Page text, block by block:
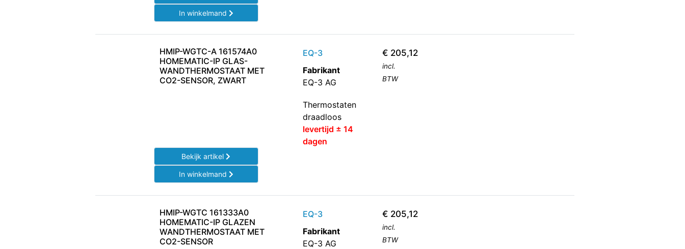
In winkelmand
HMIP-WGTC-A 161574A0
HOMEMATIC-IP GLAS-
WANDTHERMOSTAAT MET
CO2-SENSOR, ZWART
EQ-3
Fabrikant
EQ-3 AG
Thermostaten
draadloos
levertijd ± 14
dagen
€ 205,12
incl.
BTW
Bekijk artikel
In winkelmand
HMIP-WGTC 161333A0
HOMEMATIC-IP GLAZEN
WANDTHERMOSTAAT MET
CO2-SENSOR
EQ-3
Fabrikant
EQ-3 AG
€ 205,12
incl.
BTW